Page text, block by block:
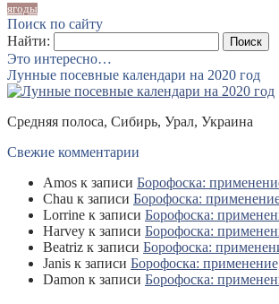
ягоды
Поиск по сайту
Найти:
Это интересно…
Лунные посевные календари на 2020 год
Средняя полоса, Сибирь, Урал, Украина
Свежие комментарии
Amos к записи Борофоска:
Chau к записи Борофоска:
Lorrine к записи Борофоска:
Harvey к записи Борофоска:
Beatriz к записи Борофоска:
Janis к записи Борофоска:
Damon к записи Борофоска: